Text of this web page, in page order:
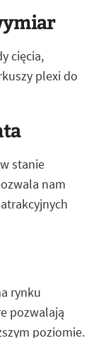
cięcia,
plexi do
stanie
nam
rynku
pozwalają
poziomie.